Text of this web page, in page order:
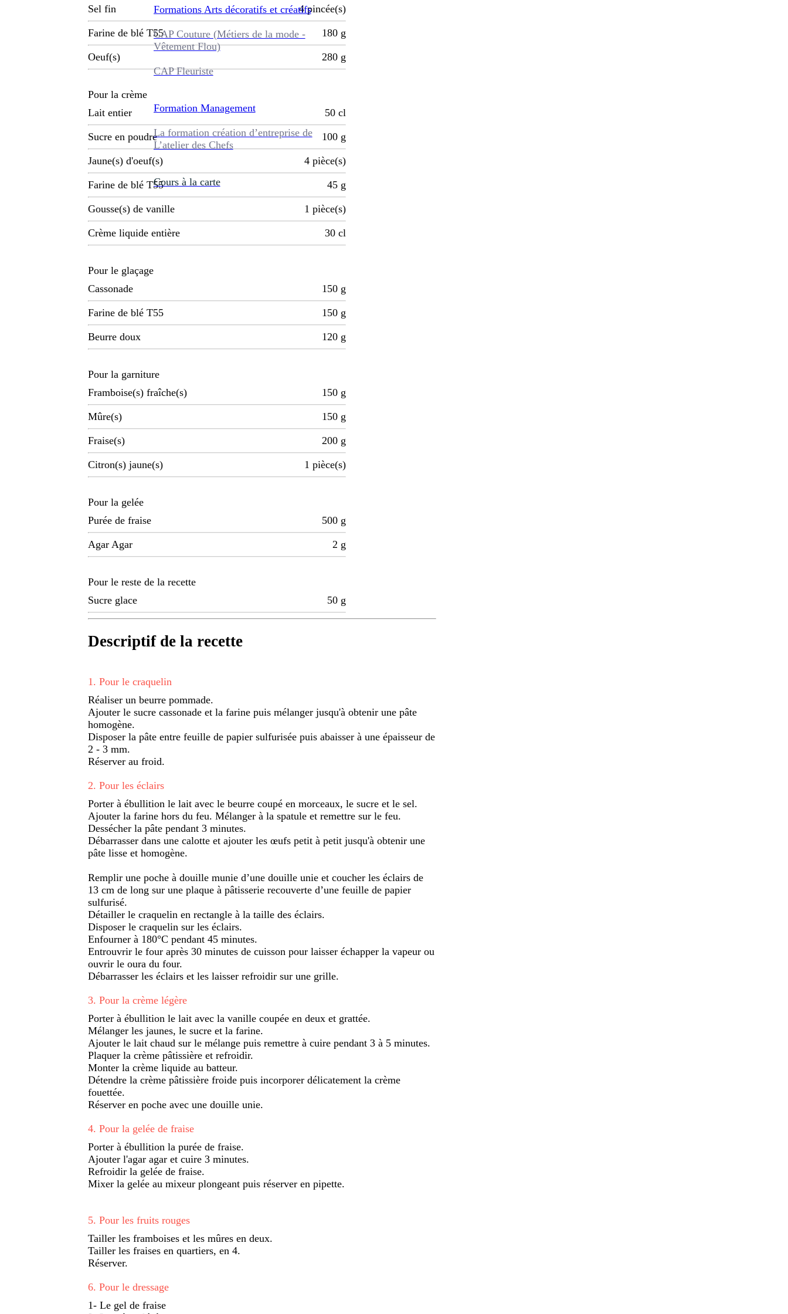
Formations Arts décoratifs et créatifs
CAP Couture (Métiers de la mode -
Vêtement Flou)
CAP Fleuriste
Formation Management
La formation création d’entreprise de
L’atelier des Chefs
Cours à la carte
Sel fin 4 pincée(s)
Farine de blé T55 180 g
Oeuf(s) 280 g
Pour la crème
Lait entier
50 cl
Sucre en poudre 100 g
Jaune(s) d'oeuf(s) 4 pièce(s)
Farine de blé T55 45 g
Gousse(s) de vanille 1 pièce(s)
Crème liquide entière 30 cl
Pour le glaçage
Cassonade
150 g
Farine de blé T55 150 g
Beurre doux 120 g
Pour la garniture
Framboise(s) fraîche(s)
150 g
Mûre(s) 150 g
Fraise(s) 200 g
Citron(s) jaune(s) 1 pièce(s)
Pour la gelée
Purée de fraise
500 g
Agar Agar 2 g
Pour le reste de la recette
Sucre glace
50 g
Descriptif de la recette
1 . Pour le craquelin
Réaliser un beurre pommade.
Ajouter le sucre cassonade et la farine puis mélanger jusqu'à obtenir une pâte
homogène.
Disposer la pâte entre feuille de papier sulfurisée puis abaisser à une épaisseur de
2 - 3 mm.
Réserver au froid.
2. Pour les éclairs
Porter à ébullition le lait avec le beurre coupé en morceaux, le sucre et le sel.
Ajouter la farine hors du feu. Mélanger à la spatule et remettre sur le feu.
Dessécher la pâte pendant 3 minutes.
Débarrasser dans une calotte et ajouter les œufs petit à petit jusqu'à obtenir une
pâte lisse et homogène.
Remplir une poche à douille munie d’une douille unie et coucher les éclairs de
13 cm de long sur une plaque à pâtisserie recouverte d’une feuille de papier
sulfurisé.
Détailler le craquelin en rectangle à la taille des éclairs.
Disposer le craquelin sur les éclairs.
Enfourner à 180°C pendant 45 minutes.
Entrouvrir le four après 30 minutes de cuisson pour laisser échapper la vapeur ou
ouvrir le oura du four.
Débarrasser les éclairs et les laisser refroidir sur une grille.
3. Pour la crème légère
Porter à ébullition le lait avec la vanille coupée en deux et grattée.
Mélanger les jaunes, le sucre et la farine.
Ajouter le lait chaud sur le mélange puis remettre à cuire pendant 3 à 5 minutes.
Plaquer la crème pâtissière et refroidir.
Monter la crème liquide au batteur.
Détendre la crème pâtissière froide puis incorporer délicatement la crème
fouettée.
Réserver en poche avec une douille unie.
4. Pour la gelée de fraise
Porter à ébullition la purée de fraise.
Ajouter l'agar agar et cuire 3 minutes.
Refroidir la gelée de fraise.
Mixer la gelée au mixeur plongeant puis réserver en pipette.
5. Pour les fruits rouges
Tailler les framboises et les mûres en deux.
Tailler les fraises en quartiers, en 4.
Réserver.
6. Pour le dressage
1- Le gel de fraise